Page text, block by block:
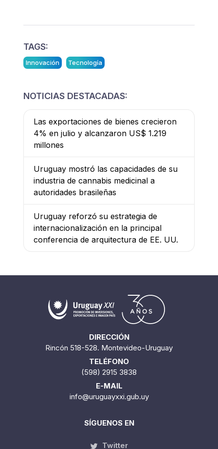
TAGS:
Innovación Tecnología
NOTICIAS DESTACADAS:
Las exportaciones de bienes crecieron
4% en julio y alcanzaron US$ 1.219
millones
Uruguay mostró las capacidades de su
industria de cannabis medicinal a
autoridades brasileñas
Uruguay reforzó su estrategia de
internacionalización en la principal
conferencia de arquitectura de EE. UU.
DIRECCIÓN
Rincón 518-528. Montevideo-Uruguay
TELÉFONO
(598) 2915 3838
E-MAIL
info@uruguayxxi.gub.uy
SÍGUENOS EN
Twitter